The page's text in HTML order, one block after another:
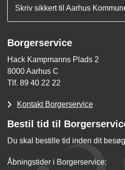
Skriv sikkert til Aarhus
Borgerservice
Hack Kampmanns Plads 2
8000 Aarhus C
Tlf. 89 40 22 22
Kontakt Borgerservice
Bestil tid til
Du skal bestille tid inden dit
Åbningstider i Borgerservice: